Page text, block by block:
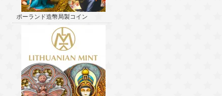
ポーランド造幣局製コイン